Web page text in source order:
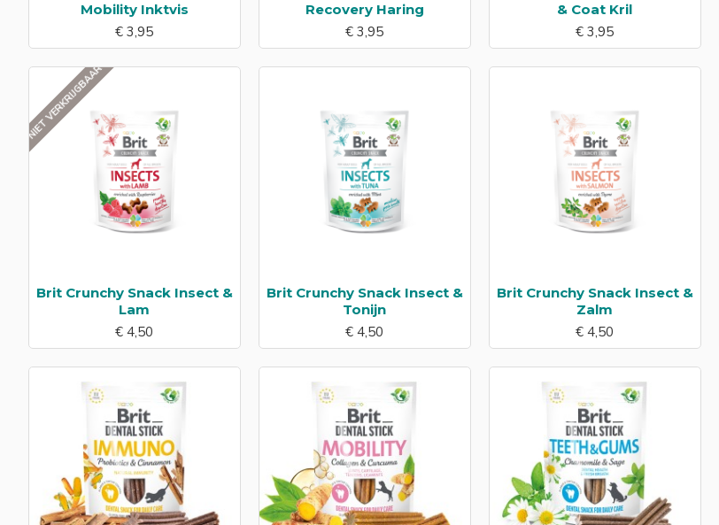
Mobility Inktvis
€ 3,95
Recovery Haring
€ 3,95
& Coat Kril
€ 3,95
NIET VERKRIJGBAAR
Brit Crunchy Snack Insect &
Lam
€ 4,50
Brit Crunchy Snack Insect &
Tonijn
€ 4,50
Brit Crunchy Snack Insect &
Zalm
€ 4,50